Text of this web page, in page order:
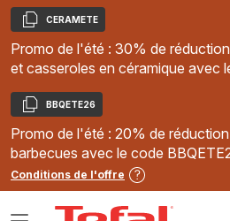
Copier
CERAMETE
Promo de l'été : 30% de
et casseroles en céramique avec
Copier
BBQETE26
Promo de l'été : 20% de
barbecues avec le code
Conditions de l'offre